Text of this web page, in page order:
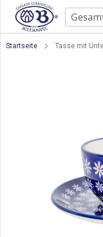
Startseite Tasse mit